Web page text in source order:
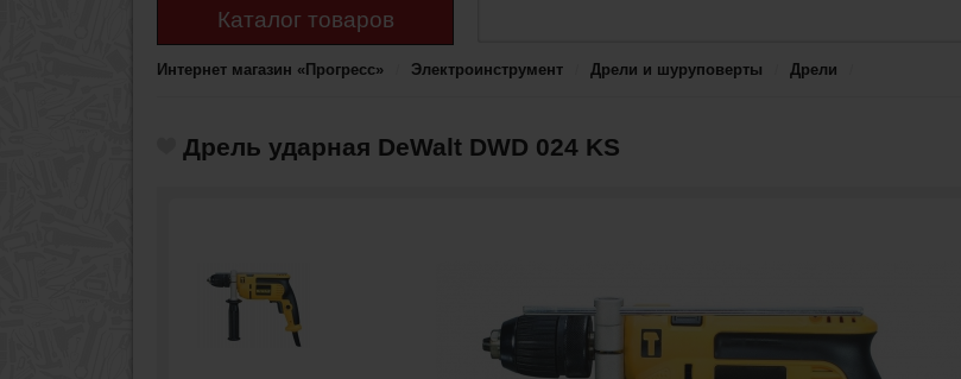
Каталог товаров
Интернет магазин «Прогресс» Электроинструмент Дрели и шуруповерты Дрели
Дрель ударная DeWalt DWD 024 KS